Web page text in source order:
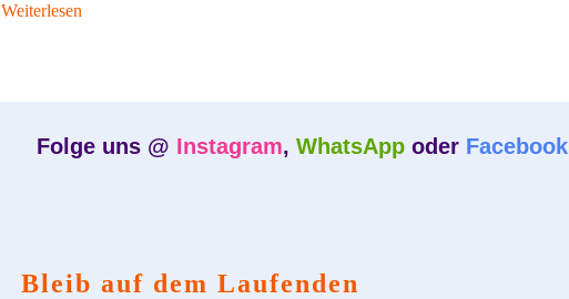
Weiterlesen
Folge uns @ Instagram, WhatsAppoder Facebook
Bleib auf dem Laufenden